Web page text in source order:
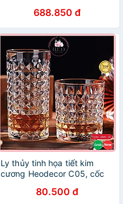
688.850 đ
Ly thủy tinh họa tiết kim
cương Heodecor C05, cốc
80.500 đ